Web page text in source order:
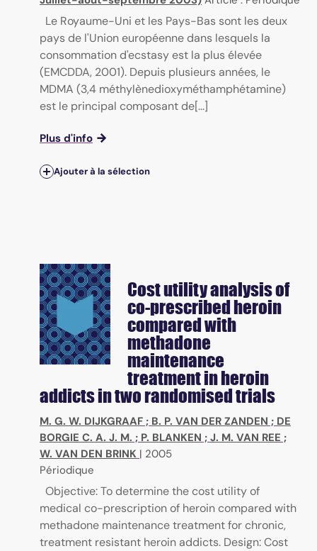
Le Royaume-Uni et les Pays-Bas sont les deux
pays de l'Union européenne dans lesquels la
consommation d'ecstasy est la plus élevée
(EMCDDA, 2001). Depuis plusieurs années, le
MDMA (3,4 méthylènedioxyméthamphétamine)
est le principal composant de[...]
Plus d'info
Ajouter à la sélection
Cost utility analysis of
co-prescribed heroin
compared with
methadone
maintenance
treatment in heroin
addicts in two randomised trials
M. G. W. DIJKGRAAF ; B. P. VAN DER ZANDEN ; DE
BORGIE C. A. J. M. ; P. BLANKEN ; J. M. VAN REE ;
W. VAN DEN BRINK | 2005
Périodique
Objective: To determine the cost utility of
medical co-prescription of heroin compared with
methadone maintenance treatment for chronic,
treatment resistant heroin addicts. Design: Cost